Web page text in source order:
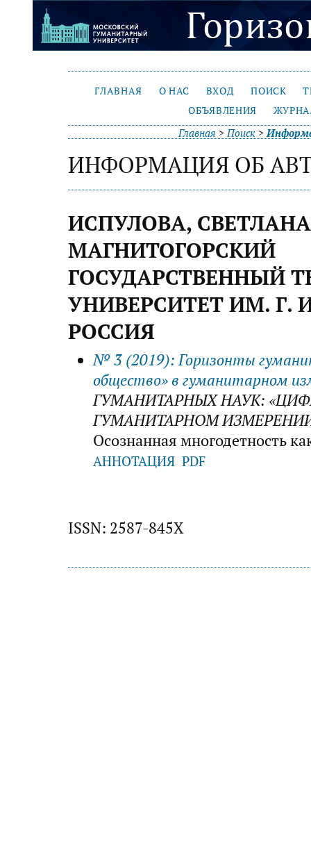
ГЛАВНАЯ О НАС ВХОД ПОИСК
ОБЪЯВЛЕНИЯ
Главная >Поиск >
ИНФОРМАЦИЯ ОБ
ИСПУЛОВА,
МАГНИТОГОРСКИЙ
ГОСУДАРСТВЕННЫЙ
УНИВЕРСИТЕТ ИМ. Г.
РОССИЯ
№ 3 (2019): Горизонты
общество» в гуманитарном
ГУМАНИТАРНЫХ НАУК:
ГУМАНИТАРНОМ
Осознанная многодетность
АННОТАЦИЯ PDF
ISSN: 2587-845X